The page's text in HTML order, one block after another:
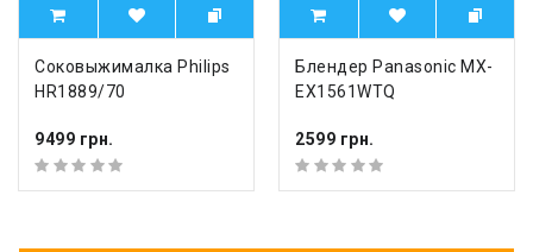
Соковыжималка Philips
HR1889/70
9499 грн.
Блендер Panasonic MX-
EX1561WTQ
2599 грн.